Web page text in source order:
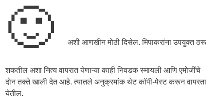
🙂अशी आणखीन मोठी दिसेल. मिपाकरांना उपयुक्त ठरू
शकतील अशा नित्य वापरात येणाऱ्या काही निवडक स्मायली आणि एमोजींचे
दोन तक्ते खाली देत आहे. त्यातले अनुक्रमांक थेट कॉपी-पेस्ट करून वापरता
येतील.